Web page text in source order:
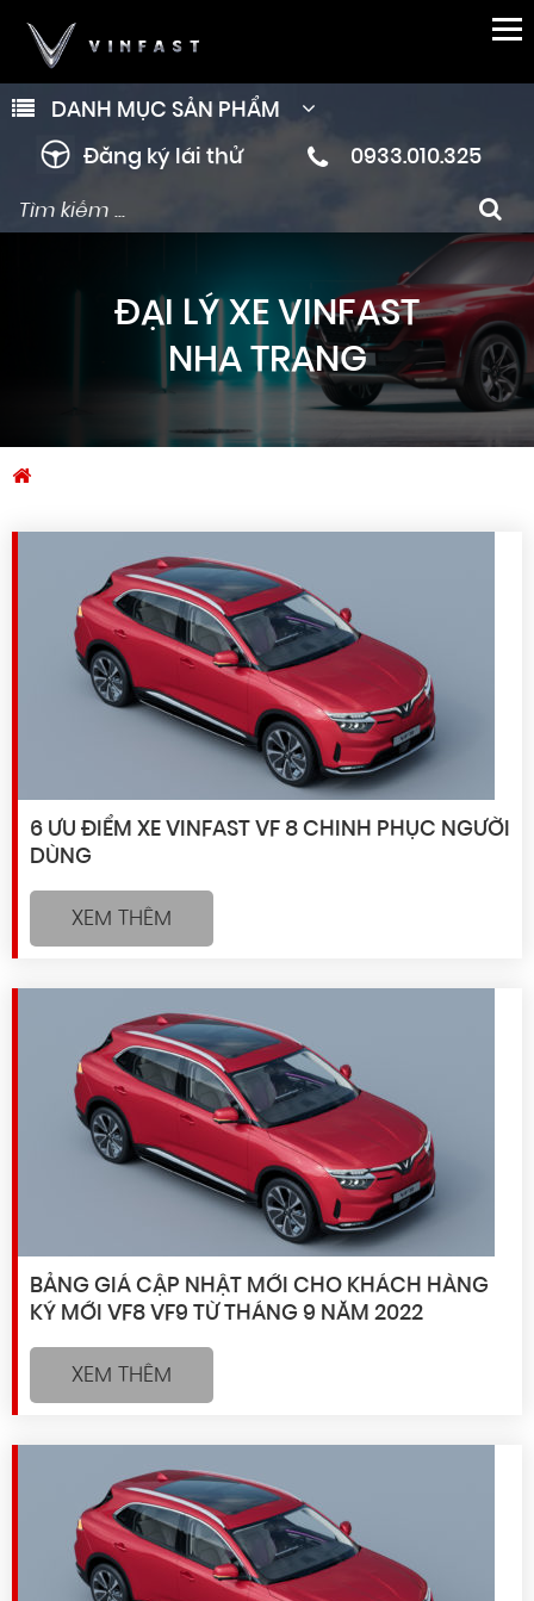
DANH MỤC SẢN PHẨM
Đăng ký lái thử 0933.010.325
ĐẠI LÝ XE VINFAST
NHA TRANG
6 ƯU ĐIỂM XE VINFAST VF 8 CHINH PHỤC NGƯỜI
DÙNG
XEM THÊM
BẢNG GIÁ CẬP NHẬT MỚI CHO KHÁCH HÀNG
KÝ MỚI VF8 VF9 TỪ THÁNG 9 NĂM 2022
XEM THÊM